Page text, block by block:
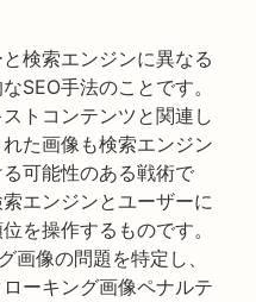
検索エンジンに異なる
SEO手法のことです。
トコンテンツと関連し
た画像も検索エンジン
可能性のある戦術で
エンジンとユーザーに
を操作するものです。
像の問題を特定し、
ーキング画像ペナルテ